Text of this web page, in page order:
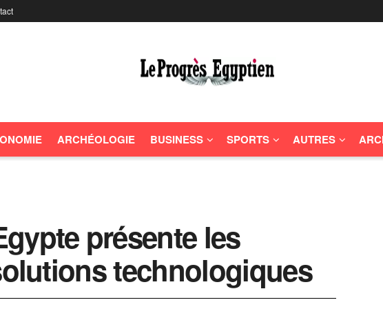
ARCHÉOLOGIE BUSINESS SPORTS AUTRES
présente les
technologiques